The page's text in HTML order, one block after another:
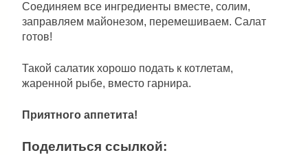
Соединяем все ингредиенты вместе, солим,
заправляем майонезом, перемешиваем. Салат
готов!
Такой салатик хорошо подать к котлетам,
жаренной рыбе, вместо гарнира.
Приятного аппетита!
Поделиться ссылкой: